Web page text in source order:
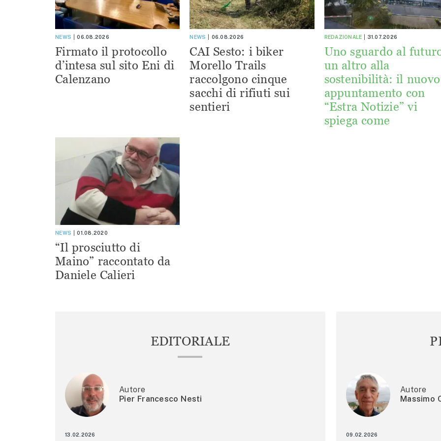
NEWS 06.08.2026
Firmato il protocollo
d’intesa sul sito Eni di
Calenzano
NEWS 06.08.2026
CAI Sesto: i biker
Morello Trails
raccolgono cinque
sacchi di rifiuti sui
sentieri
REDAZIONALE 31.07.2026
Uno sguardo al
un altro alla
sostenibilità: il nuovo
appuntamento con
“Estra Notizie” vi
spiega come
NEWS 01.08.2020
“Il prosciutto di
Maino” raccontato da
Daniele Calieri
EDITORIALE
Autore
Pier Francesco Nesti
13.02.2026
Autore
Massimo
09.02.2026